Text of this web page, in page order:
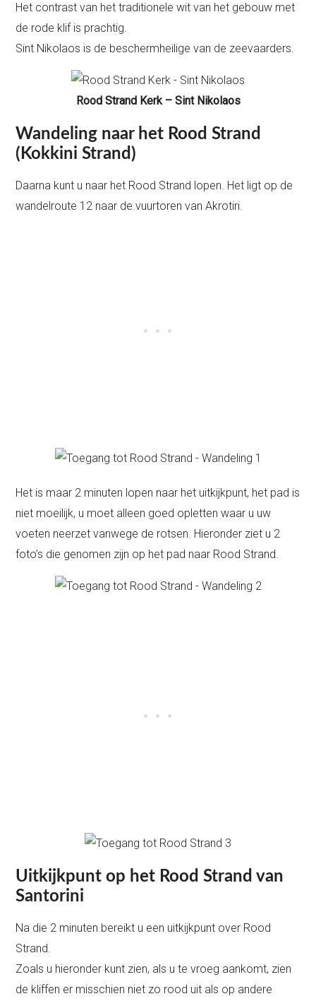
Het contrast van het traditionele wit van het gebouw met
de rode klif is prachtig.
Sint Nikolaos is de beschermheilige van de zeevaarders.
Rood Strand Kerk – Sint Nikolaos
Wandeling naar het Rood Strand
(Kokkini Strand)
Daarna kunt u naar het Rood Strand lopen. Het ligt op de
wandelroute 12 naar de vuurtoren van Akrotiri.
Het is maar 2 minuten lopen naar het uitkijkpunt, het pad is
niet moeilijk, u moet alleen goed opletten waar u uw
voeten neerzet vanwege de rotsen. Hieronder ziet u 2
foto’s die genomen zijn op het pad naar Rood Strand.
Uitkijkpunt op het Rood Strand van
Santorini
Na die 2 minuten bereikt u een uitkijkpunt over Rood
Strand.
Zoals u hieronder kunt zien, als u te vroeg aankomt, zien
de kliffen er misschien niet zo rood uit als op andere